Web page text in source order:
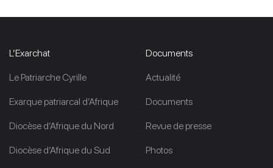
L’Exarchat
Le Patriarche Cyrille
Exarque patriarcal d’Afrique
Diocèse d’Afrique du Nord
Diocèse d’Afrique du Sud
Documents
Actualité
Documents
Revue de presse
Photos